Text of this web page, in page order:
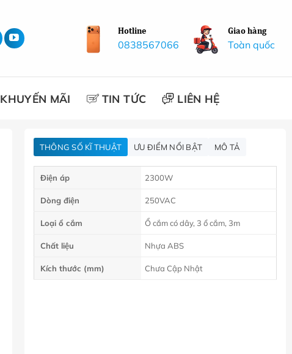
Hotline
0838567066
Giao hàng
Toàn quốc
KHUYẾN MÃI TIN TỨC LIÊN HỆ
THÔNG SỐ KĨ THUẬT ƯU ĐIỂM NỔI BẬT MÔ TẢ
Điện áp 2300W
Dòng điện 250VAC
Loại ổ cắm Ổ cắm có dây, 3 ổ cắm, 3m
Chất liệu Nhựa ABS
Kích thước (mm) Chưa Cập Nhật